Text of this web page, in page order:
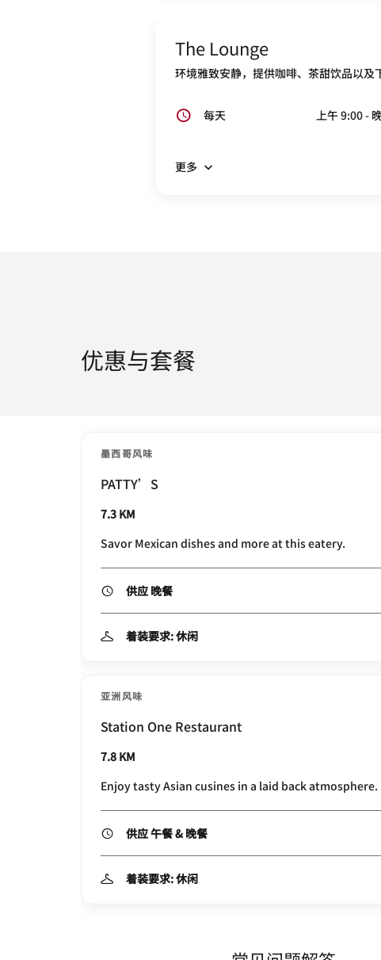
The Lounge
环境雅致安静，提供咖啡、茶甜饮品以及
每天 上午 9:00 -
更多
优惠与套餐
墨西哥风味
PATTY’S
7.3 KM
Savor Mexican dishes and more at this eatery.
供应 晚餐
着装要求: 休闲
亚洲风味
Station One Restaurant
7.8 KM
Enjoy tasty Asian cusines in a laid back atmosphere.
供应 午餐 & 晚餐
着装要求: 休闲